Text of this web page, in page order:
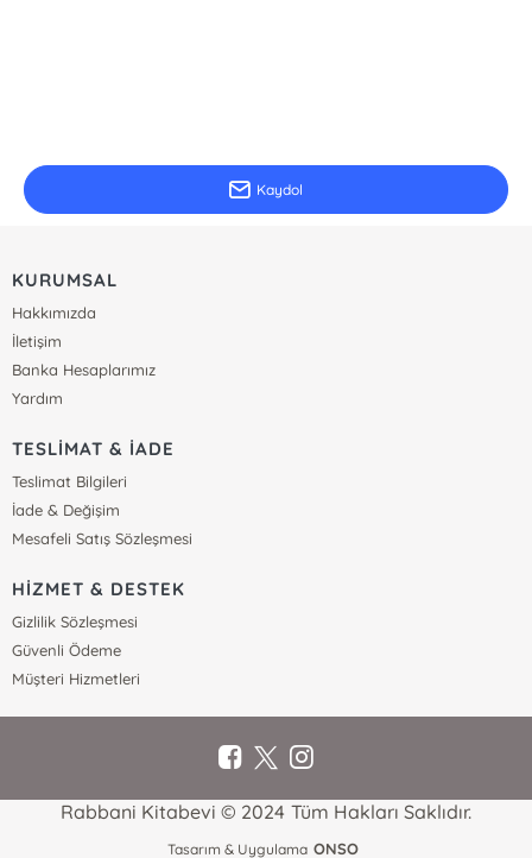
Kaydol
KURUMSAL
Hakkımızda
İletişim
Banka Hesaplarımız
Yardım
TESLİMAT & İADE
Teslimat Bilgileri
İade & Değişim
Mesafeli Satış Sözleşmesi
HİZMET & DESTEK
Gizlilik Sözleşmesi
Güvenli Ödeme
Müşteri Hizmetleri
Rabbani Kitabevi © 2024 Tüm Hakları Saklıdır.
Tasarım & Uygulama ONSO